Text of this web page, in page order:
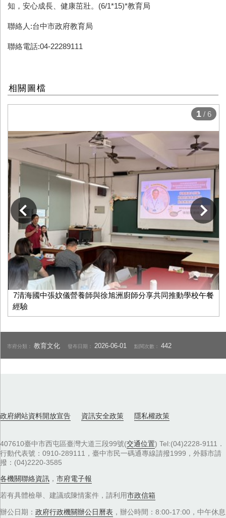
知，安心成長、健康茁壯。(6/1*15)*教育局
聯絡人:台中市政府教育局
聯絡電話:04-22289111
相關圖檔
7清海國中張妏儀營養師與徐旭洲廚師分享共同推動學校午餐
經驗
下一張
1 / 6
市府分類：教育文化 發布日期： 2026-06-01 點閱次數：442
政府網站資料開放宣告 資訊安全政策 隱私權政策
407610臺中市西屯區臺灣大道三段99號(交通位置) Tel:(04)2228-9111．
行動代表號：0910-289111，臺中市民一碼通專線請撥1999，外縣市請
撥：(04)2220-3585
各機關聯絡資訊 ， 市府電子報
若有具體檢舉、建議或陳情案件，請利用市政信箱
辦公日期： 政府行政機關辦公日曆表 ，辦公時間：8:00-17:00，中午休息